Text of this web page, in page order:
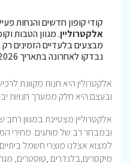
קודי קופון חדשים והנחות
אלקטרוליין. מגוון הטבות
נבדקו לאחרונה בתאריך 07/08/2026!
אלקטרולין היא חנות מקוונת
ובעצם היא חלק ממערך חנויות
אלקטרוליין מצטיינת במגוון
ובמבחר רב של מותגים. מחירי
למצוא אצלנו מוצרי חשמל ביתיים
מיקסרים,בלנדרים ,טוסטרים,